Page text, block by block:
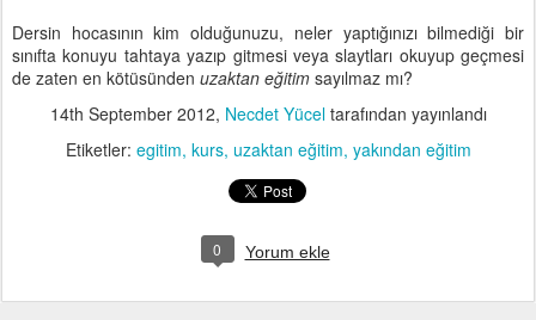
Dersin hocasının kim olduğunuzu, neler yaptığınızı bilmediği bir
sınıfta konuyu tahtaya yazıp gitmesi veya slaytları okuyup geçmesi
de zaten en kötüsünden uzaktan eğitim sayılmaz mı?
14th September 2012, Necdet Yüceltarafından yayınlandı
Etiketler: egitim kurs uzaktan eğitim yakından eğitim
0 Yorum ekle